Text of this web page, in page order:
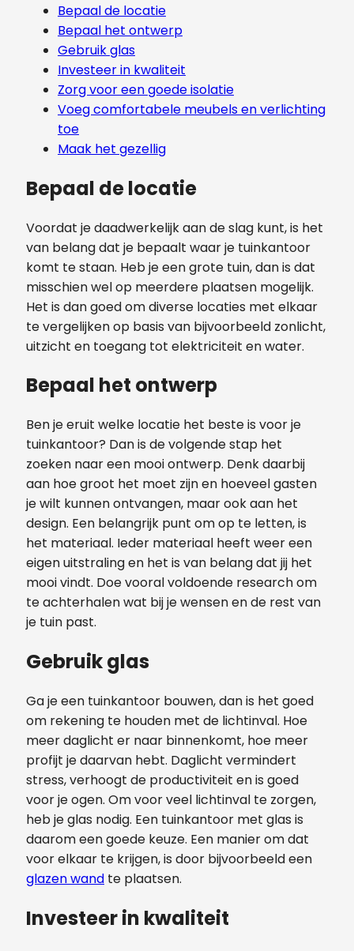
Bepaal de locatie
Bepaal het ontwerp
Gebruik glas
Investeer in kwaliteit
Zorg voor een goede isolatie
Voeg comfortabele meubels en verlichting
toe
Maak het gezellig
Bepaal de locatie
Voordat je daadwerkelijk aan de slag kunt, is het
van belang dat je bepaalt waar je tuinkantoor
komt te staan. Heb je een grote tuin, dan is dat
misschien wel op meerdere plaatsen mogelijk.
Het is dan goed om diverse locaties met elkaar
te vergelijken op basis van bijvoorbeeld zonlicht,
uitzicht en toegang tot elektriciteit en water.
Bepaal het ontwerp
Ben je eruit welke locatie het beste is voor je
tuinkantoor? Dan is de volgende stap het
zoeken naar een mooi ontwerp. Denk daarbij
aan hoe groot het moet zijn en hoeveel gasten
je wilt kunnen ontvangen, maar ook aan het
design. Een belangrijk punt om op te letten, is
het materiaal. Ieder materiaal heeft weer een
eigen uitstraling en het is van belang dat jij het
mooi vindt. Doe vooral voldoende research om
te achterhalen wat bij je wensen en de rest van
je tuin past.
Gebruik glas
Ga je een tuinkantoor bouwen, dan is het goed
om rekening te houden met de lichtinval. Hoe
meer daglicht er naar binnenkomt, hoe meer
profijt je daarvan hebt. Daglicht vermindert
stress, verhoogt de productiviteit en is goed
voor je ogen. Om voor veel lichtinval te zorgen,
heb je glas nodig. Een tuinkantoor met glas is
daarom een goede keuze. Een manier om dat
voor elkaar te krijgen, is door bijvoorbeeld een
glazen wand te plaatsen.
Investeer in kwaliteit